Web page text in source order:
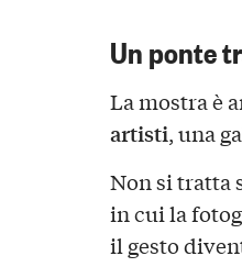
Un ponte
La mostra è
artisti, una
Non si tratta
in cui la
il gesto